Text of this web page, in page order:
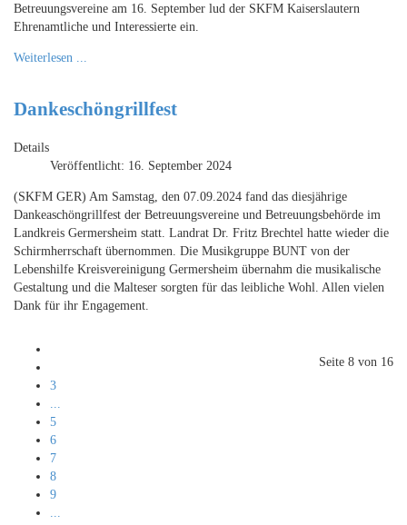
Betreuungsvereine am 16. September lud der SKFM Kaiserslautern
Ehrenamtliche und Interessierte ein.
Weiterlesen ...
Dankeschöngrillfest
Details
Veröffentlicht: 16. September 2024
(SKFM GER) Am Samstag, den 07.09.2024 fand das diesjährige
Dankeaschöngrillfest der Betreuungsvereine und Betreuungsbehörde im
Landkreis Germersheim statt. Landrat Dr. Fritz Brechtel hatte wieder die
Schirmherrschaft übernommen. Die Musikgruppe BUNT von der
Lebenshilfe Kreisvereinigung Germersheim übernahm die musikalische
Gestaltung und die Malteser sorgten für das leibliche Wohl. Allen vielen
Dank für ihr Engagement.
Seite 8 von 16
3
5
6
7
8
9